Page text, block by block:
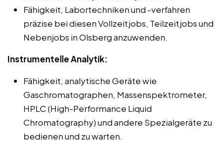
Fähigkeit, Labortechniken und -verfahren
präzise bei diesen Vollzeitjobs, Teilzeitjobs und
Nebenjobs in Olsberg anzuwenden.
Instrumentelle Analytik:
Fähigkeit, analytische Geräte wie
Gaschromatographen, Massenspektrometer,
HPLC (High-Performance Liquid
Chromatography) und andere Spezialgeräte zu
bedienen und zu warten.